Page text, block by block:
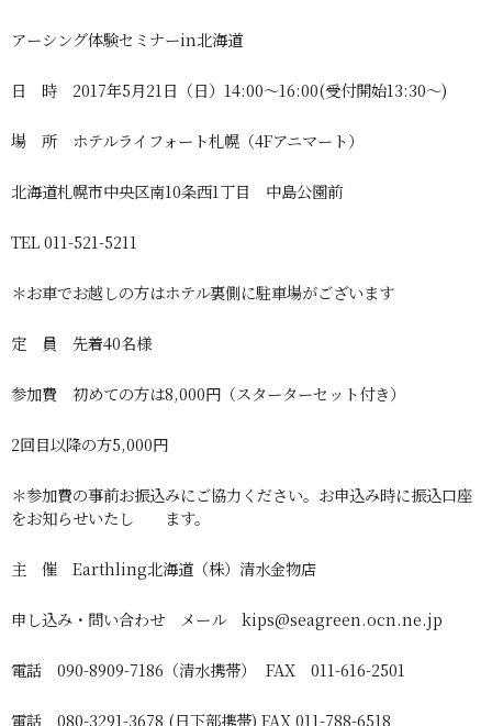
アーシング体験セミナーin北海道
日 時 2017年5月21日（日）14:00〜16:00(受付開始13:30〜)
場 所 ホテルライフォート札幌（4Fアニマート）
北海道札幌市中央区南10条西1丁目 中島公園前
TEL 011-521-5211
＊お車でお越しの方はホテル裏側に駐車場がございます
定 員 先着40名様
参加費 初めての方は8,000円（スターターセット付き）
2回目以降の方5,000円
＊参加費の事前お振込みにご協力ください。お申込み時に振込口座
をお知らせいたし ます。
主 催 Earthling北海道（株）清水金物店
申し込み・問い合わせ メール kips@seagreen.ocn.ne.jp
電話 090-8909-7186（清水携帯） FAX 011-616-2501
電話 080-3291-3678 (日下部携帯) FAX 011-788-6518